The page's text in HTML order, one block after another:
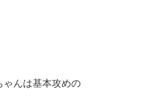
ゃんは基本攻めの